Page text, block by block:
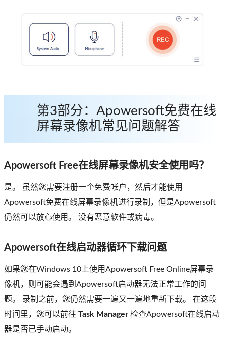
第3部分：Apowersoft免费在线
屏幕录像机常见问题解答
Apowersoft Free在线屏幕录像机安全使用吗？
是。 虽然您需要注册一个免费帐户，然后才能使用
Apowersoft免费在线屏幕录像机进行录制，但是Apowersoft
仍然可以放心使用。 没有恶意软件或病毒。
Apowersoft在线启动器循环下载问题
如果您在Windows 10上使用Apowersoft Free Online屏幕录
像机，则可能会遇到Apowersoft启动器无法正常工作的问
题。 录制之前，您仍然需要一遍又一遍地重新下载。 在这段
时间里，您可以前往 Task Manager 检查Apowersoft在线启动
器是否已手动启动。